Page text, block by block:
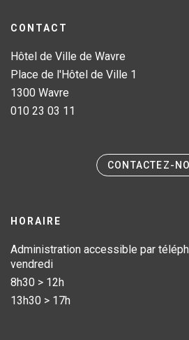
Marchand de textile sur la
Marchand de casseroles sur
CONTACT
Hôtel de Ville de Wavre
Place de l'Hôtel de Ville 1
1300 Wavre
010 23 03 11
CONTACTEZ-
HORAIRE
Administration accessible par
vendredi
8h30 > 12h
13h30 > 17h